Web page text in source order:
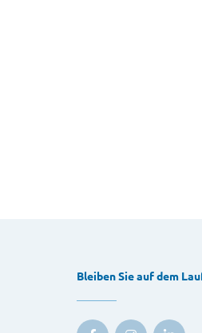
Bleiben Sie auf dem